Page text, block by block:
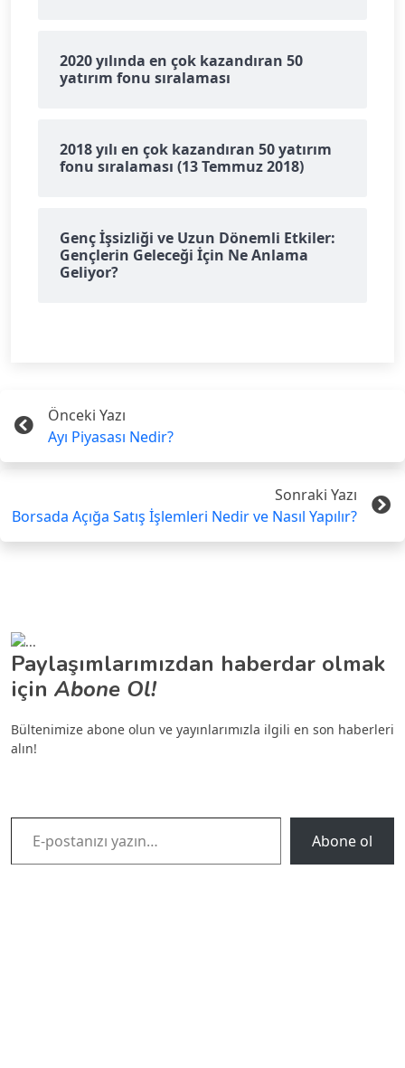
2020 yılında en çok kazandıran 50
yatırım fonu sıralaması
2018 yılı en çok kazandıran 50 yatırım
fonu sıralaması (13 Temmuz 2018)
Genç İşsizliği ve Uzun Dönemli Etkiler:
Gençlerin Geleceği İçin Ne Anlama
Geliyor?
Önceki Yazı
Ayı Piyasası Nedir?
Sonraki Yazı
Borsada Açığa Satış İşlemleri Nedir ve Nasıl Yapılır?
Paylaşımlarımızdan haberdar olmak
için Abone Ol!
Bültenimize abone olun ve yayınlarımızla ilgili en son haberleri
alın!
E-postanızı yazın…
Abone ol